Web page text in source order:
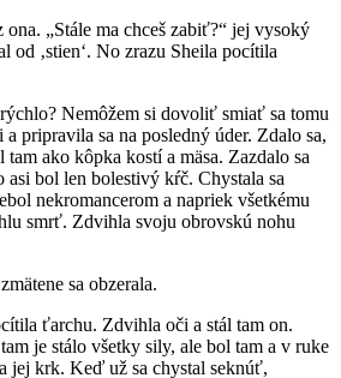
ona. „Stále ma chceš zabiť?“ jej vysoký
od ‚stien‘. No zrazu Sheila pocítila
Nemôžem si dovoliť smiať sa tomu
pripravila sa na posledný úder. Zdalo sa,
ako kôpka kostí a mäsa. Zazdalo sa
asi bol len bolestivý kŕč. Chystala sa
nekromancerom a napriek všetkému
smrť. Zdvihla svoju obrovskú nohu
sa obzerala.
ťarchu. Zdvihla oči a stál tam on.
je stálo všetky sily, ale bol tam a v ruke
jej krk. Keď už sa chystal seknúť,